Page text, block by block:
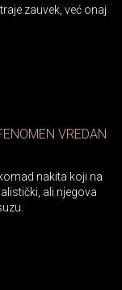
zauvek, već onaj
VREDAN
nakita koji na
ali njegova